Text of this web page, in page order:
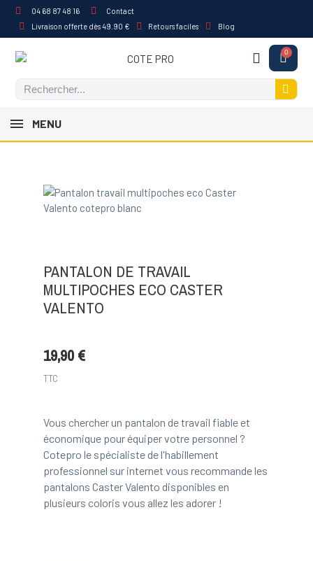
04 68 87 48 16
Contact
Livraison offerte dès 49.90 €
Retours faciles Blog
MENU
PANTALON DE TRAVAIL
MULTIPOCHES ECO CASTER
VALENTO
19,90 €
TTC
Vous chercher un pantalon de travail fiable et
économique pour équiper votre personnel ?
Cotepro le spécialiste de l'habillement
professionnel sur internet vous recommande les
pantalons Caster Valento disponibles en
plusieurs coloris vous allez les adorer !